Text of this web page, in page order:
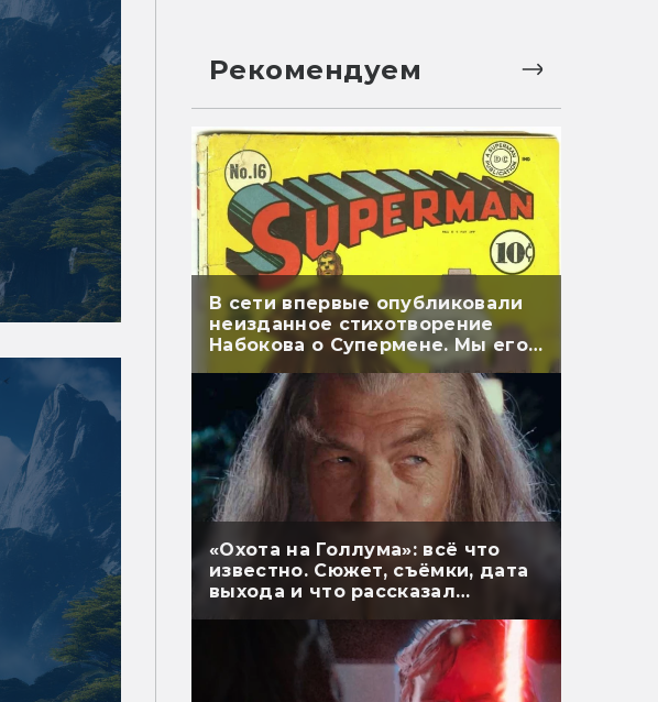
Рекомендуем
В сети впервые опубликовали
неизданное стихотворение
Набокова о Супермене. Мы его
перевели
«Охота на Голлума»: всё что
известно. Сюжет, съёмки, дата
выхода и что рассказал